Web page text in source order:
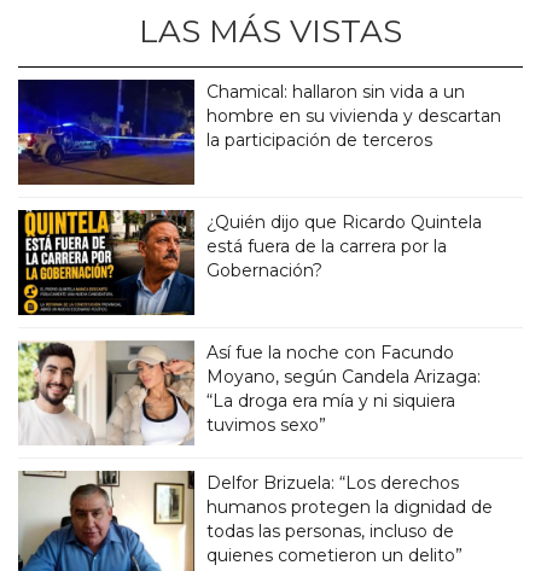
LAS MÁS VISTAS
Chamical: hallaron sin vida a un
hombre en su vivienda y descartan
la participación de terceros
¿Quién dijo que Ricardo Quintela
está fuera de la carrera por la
Gobernación?
Así fue la noche con Facundo
Moyano, según Candela Arizaga:
“La droga era mía y ni siquiera
tuvimos sexo”
Delfor Brizuela: “Los derechos
humanos protegen la dignidad de
todas las personas, incluso de
quienes cometieron un delito”